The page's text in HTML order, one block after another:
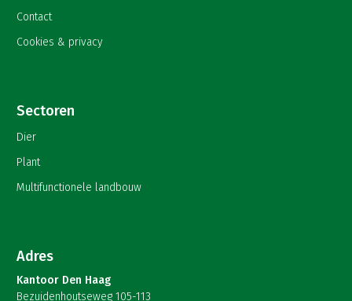
Contact
Cookies & privacy
Sectoren
Dier
Plant
Multifunctionele landbouw
Adres
Kantoor Den Haag
Bezuidenhoutseweg 105-113